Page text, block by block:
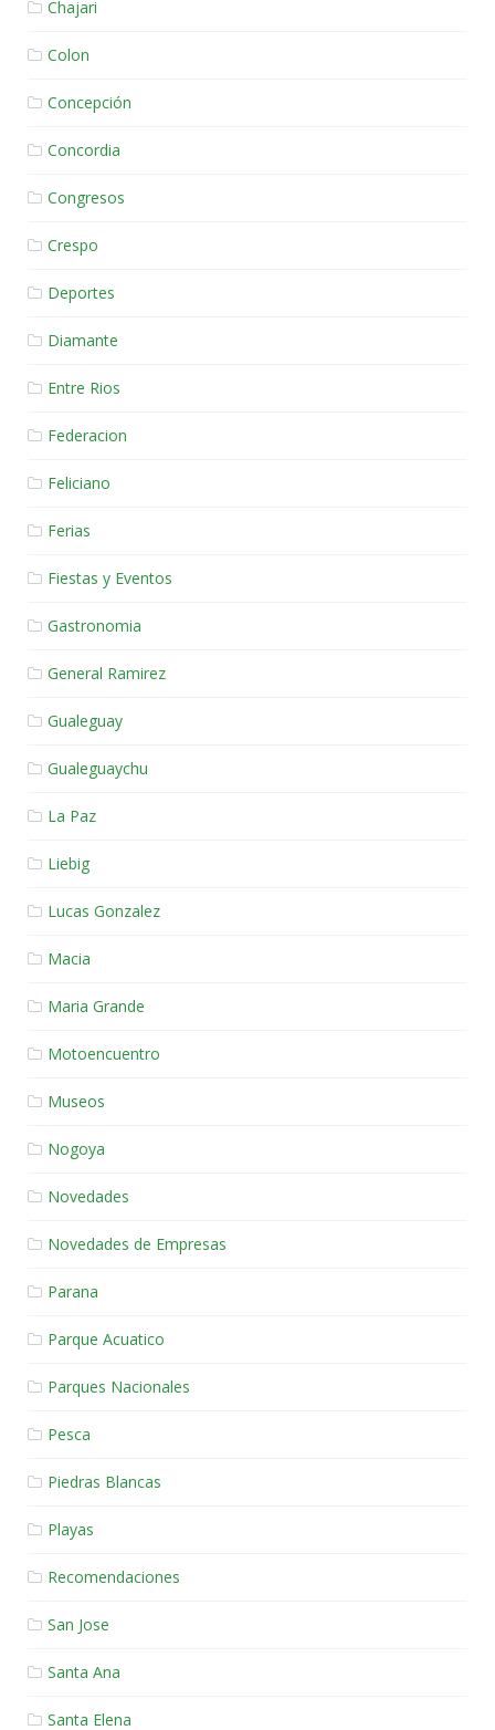
Chajari
Colon
Concepción
Concordia
Congresos
Crespo
Deportes
Diamante
Entre Rios
Federacion
Feliciano
Ferias
Fiestas y Eventos
Gastronomia
General Ramirez
Gualeguay
Gualeguaychu
La Paz
Liebig
Lucas Gonzalez
Macia
Maria Grande
Motoencuentro
Museos
Nogoya
Novedades
Novedades de Empresas
Parana
Parque Acuatico
Parques Nacionales
Pesca
Piedras Blancas
Playas
Recomendaciones
San Jose
Santa Ana
Santa Elena